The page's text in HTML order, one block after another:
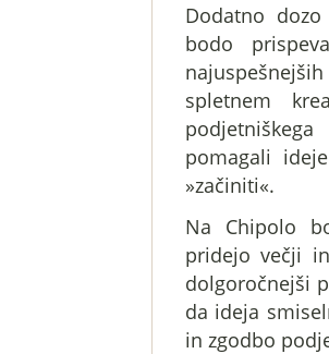
Dodatno
bodo
spletnem
pomagali
»začiniti«.
Na Chipolo
pridejo večji
dolgoročnejši
da ideja
in zgodbo